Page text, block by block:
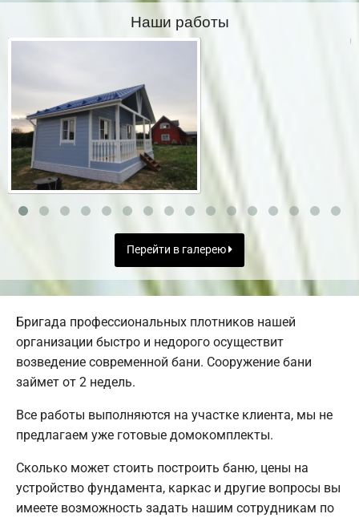
Наши работы
Перейти в галерею
Бригада профессиональных плотников нашей
организации быстро и недорого осуществит
возведение современной бани. Сооружение бани
займет от 2 недель.
Все работы выполняются на участке клиента, мы не
предлагаем уже готовые домокомплекты.
Сколько может стоить построить баню, цены на
устройство фундамента, каркас и другие вопросы вы
имеете возможность задать нашим сотрудникам по